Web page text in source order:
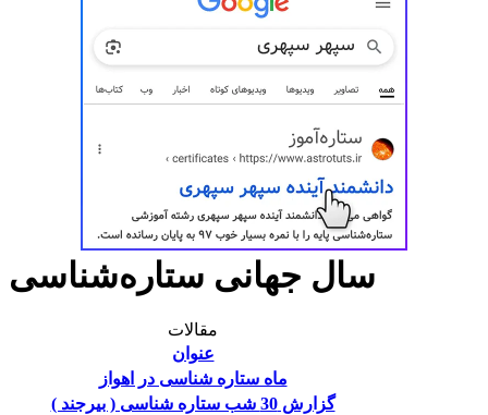
سال جهانی ستاره‌شناسی
مقالات
عنوان
ماه ستاره شناسی در اهواز
گزارش 30 شب ستاره شناسی ( بیرجند )